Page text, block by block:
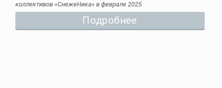
коллективов «СнежеНика» в феврале 2025
Подробнее